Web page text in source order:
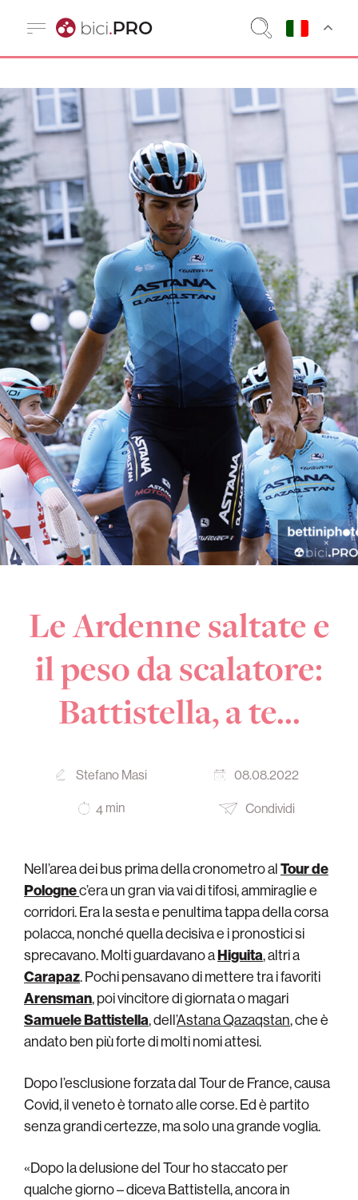
Le Ardenne saltate e
il peso da scalatore:
Battistella, a te…
Stefano Masi 08.08.2022
4 min Condividi
Nell’area dei bus prima della cronometro alTour de
Polognec’era un gran via vai di tifosi, ammiraglie e
corridori. Era la sesta e penultima tappa della corsa
polacca, nonché quella decisiva e i pronostici si
sprecavano. Molti guardavano aHiguita, altri a
Carapaz. Pochi pensavano di mettere tra i favoriti
Arensman, poi vincitore di giornata o magari
SamueleBattistella,dell’Astana Qazaqstan, che è
andato ben più forte di molti nomi attesi.
Dopo l’esclusione forzata dal Tour de France, causa
Covid, il veneto è tornato alle corse. Ed è partito
senza grandi certezze, ma solo una grande voglia.
«Dopo la delusione del Tour ho staccato per
qualche giorno – diceva Battistella, ancora in